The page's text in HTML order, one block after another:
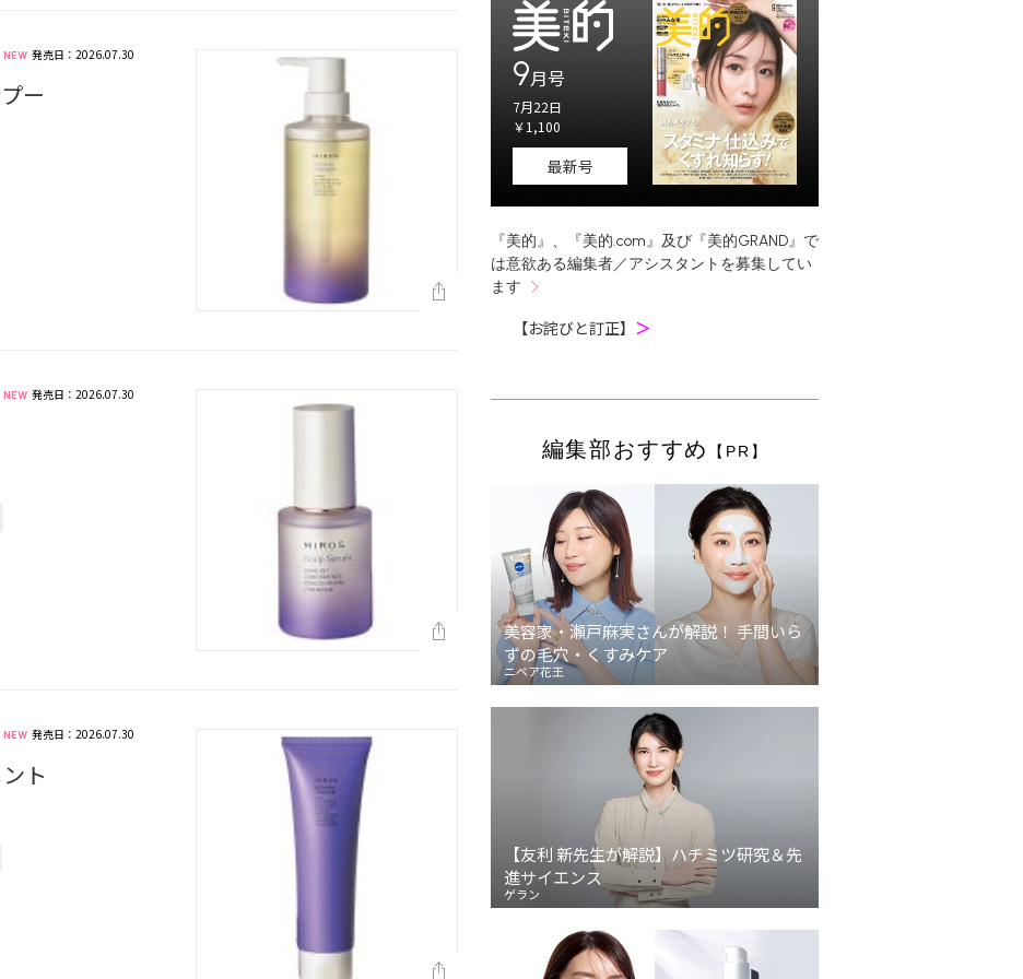
発売日：2026.07.30
ー
発売日：2026.07.30
発売日：2026.07.30
ト
9月号
7月22日
￥1,100
最新号
『美的』、『美的.com』及び『美的GRAND』で
は意欲ある編集者／アシスタントを募集してい
ます
【お詫びと訂正】 ＞
編集部おすすめ 【PR】
美容家・瀬戸麻実さんが解説！ 手間いら
ずの毛穴・くすみケア
ニベア花王
【友利 新先生が解説】ハチミツ研究＆先
進サイエンス
ゲラン